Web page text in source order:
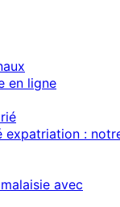
en ligne
expatriation :
avec